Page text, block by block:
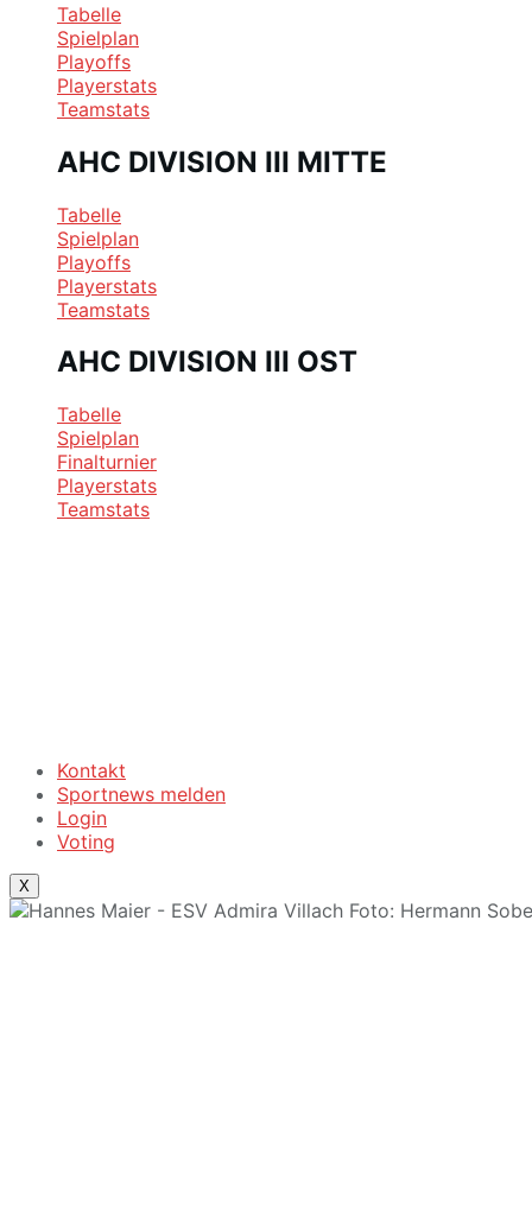
Tabelle
Spielplan
Playoffs
Playerstats
Teamstats
AHC DIVISION III MITTE
Tabelle
Spielplan
Playoffs
Playerstats
Teamstats
AHC DIVISION III OST
Tabelle
Spielplan
Finalturnier
Playerstats
Teamstats
Kontakt
Sportnews melden
Login
Voting
X